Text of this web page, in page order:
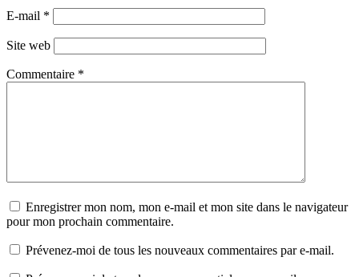
E-mail *
Site web
Commentaire *
Enregistrer mon nom, mon e-mail et mon site dans le navigateur
pour mon prochain commentaire.
Prévenez-moi de tous les nouveaux commentaires par e-mail.